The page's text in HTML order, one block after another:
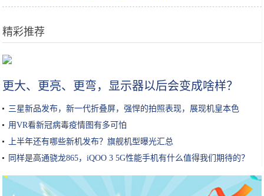
精彩推荐
更大、更亮、更弯，显示器以后会变成啥样？
三星新品发布，新一代折叠屏，强悍的拍照表现，展现机皇本色
用VR看新冠病毒疫情图有多可怕
上半年还有哪些新机发布？旗舰机型曝光汇总
同样是高通骁龙865，iQOO 3 5G性能手机有什么值得我们期待的？